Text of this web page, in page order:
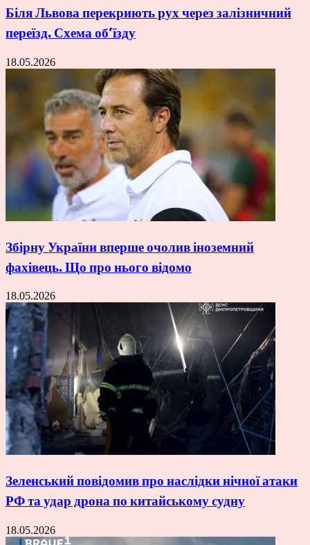
Біля Львова перекриють рух через залізничний
переїзд. Схема об’їзду
18.05.2026
Збірну України вперше очолив іноземний
фахівець. Що про нього відомо
18.05.2026
Зеленський повідомив про наслідки нічної атаки
РФ та удар дрона по китайському судну
18.05.2026